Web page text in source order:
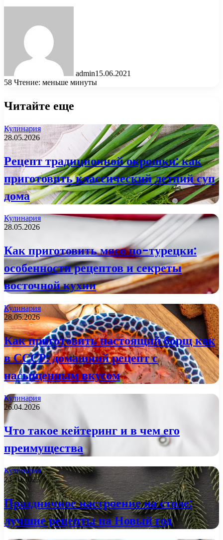
admin15.06.2021
58 Чтение: меньше минуты
Читайте еще
Кулинария
28.05.2026
Рецепт традиционной окрошки: как
приготовить классический летний суп
дома
Кулинария
28.05.2026
Как приготовить мясо по-турецки:
особенности рецептов и секреты
восточной кухни
Кулинария
28.05.2026
Как приготовить настоящий борщ как
в СССР: домашний рецепт с
насыщенным вкусом
Кулинария
26.04.2026
Что такое кейтеринг и в чем его
преимущества
Кулинария
24.10.2025
Праздничное настроение на столе:
лучшие рецепты на Новый год